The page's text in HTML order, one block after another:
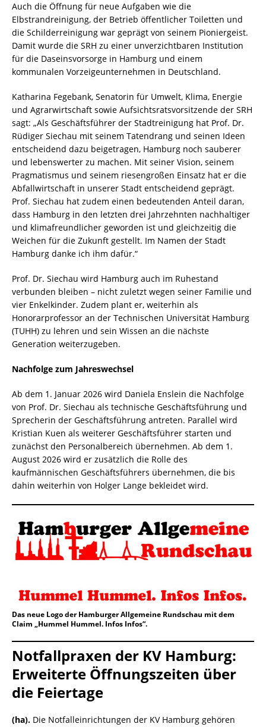
Auch die Öffnung für neue Aufgaben wie die
Elbstrandreinigung, der Betrieb öffentlicher Toiletten und
die Schilderreinigung war geprägt von seinem Pioniergeist.
Damit wurde die SRH zu einer unverzichtbaren Institution
für die Daseinsvorsorge in Hamburg und einem
kommunalen Vorzeigeunternehmen in Deutschland.
Katharina Fegebank, Senatorin für Umwelt, Klima, Energie
und Agrarwirtschaft sowie Aufsichtsratsvorsitzende der SRH
sagt: „Als Geschäftsführer der Stadtreinigung hat Prof. Dr.
Rüdiger Siechau mit seinem Tatendrang und seinen Ideen
entscheidend dazu beigetragen, Hamburg noch sauberer
und lebenswerter zu machen. Mit seiner Vision, seinem
Pragmatismus und seinem riesengroßen Einsatz hat er die
Abfallwirtschaft in unserer Stadt entscheidend geprägt.
Prof. Siechau hat zudem einen bedeutenden Anteil daran,
dass Hamburg in den letzten drei Jahrzehnten nachhaltiger
und klimafreundlicher geworden ist und gleichzeitig die
Weichen für die Zukunft gestellt. Im Namen der Stadt
Hamburg danke ich ihm dafür.“
Prof. Dr. Siechau wird Hamburg auch im Ruhestand
verbunden bleiben – nicht zuletzt wegen seiner Familie und
vier Enkelkinder. Zudem plant er, weiterhin als
Honorarprofessor an der Technischen Universität Hamburg
(TUHH) zu lehren und sein Wissen an die nächste
Generation weiterzugeben.
Nachfolge zum Jahreswechsel
Ab dem 1. Januar 2026 wird Daniela Enslein die Nachfolge
von Prof. Dr. Siechau als technische Geschäftsführung und
Sprecherin der Geschäftsführung antreten. Parallel wird
Kristian Kuen als weiterer Geschäftsführer starten und
zunächst den Personalbereich übernehmen. Ab dem 1.
August 2026 wird er zusätzlich die Rolle des
kaufmännischen Geschäftsführers übernehmen, die bis
dahin weiterhin von Holger Lange bekleidet wird.
Das neue Logo der Hamburger Allgemeine Rundschau mit dem
Claim „Hummel Hummel. Infos Infos“.
Notfallpraxen der KV Hamburg:
Erweiterte Öffnungszeiten über
die Feiertage
(ha). Die Notfalleinrichtungen der KV Hamburg gehören